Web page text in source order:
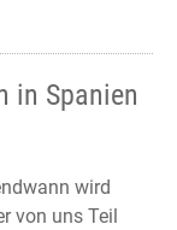
in Spanien
wird
von uns Teil